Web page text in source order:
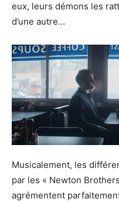
eux, leurs démons les
d’une autre…
Musicalement, les
par les « Newton
agrémentent